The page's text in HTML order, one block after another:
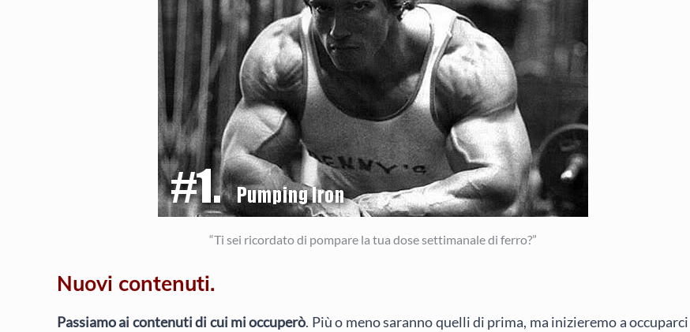
“Ti sei ricordato di pompare la tua dose settimanale di ferro?”
Nuovi contenuti.
Passiamo ai contenuti di cui mi occuperò. Più o meno saranno quelli di prima, ma inizieremo a occuparci